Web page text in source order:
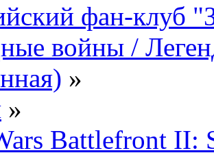
фан-клуб
войны /
»
»
Battlefront II: